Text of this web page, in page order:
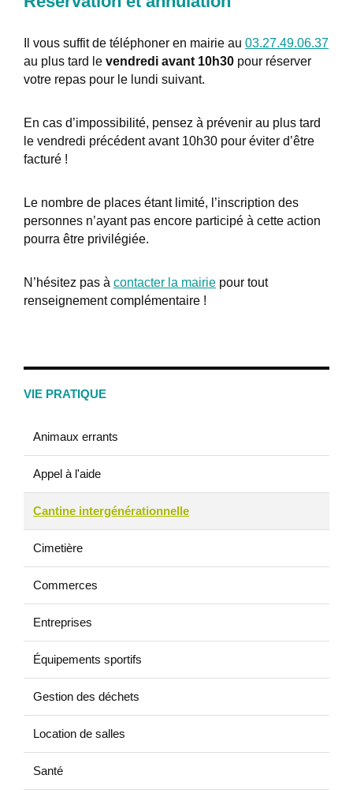
Il vous suffit de téléphoner en mairie au 03.27.49.06.37
au plus tard le vendredi avant 10h30 pour réserver
votre repas pour le lundi suivant.
En cas d’impossibilité, pensez à prévenir au plus tard
le vendredi précédent avant 10h30 pour éviter d’être
facturé !
Le nombre de places étant limité, l’inscription des
personnes n’ayant pas encore participé à cette action
pourra être privilégiée.
N’hésitez pas à contacter la mairie pour tout
renseignement complémentaire !
VIE PRATIQUE
Animaux errants
Appel à l'aide
Cantine intergénérationnelle
Cimetière
Commerces
Entreprises
Équipements sportifs
Gestion des déchets
Location de salles
Santé